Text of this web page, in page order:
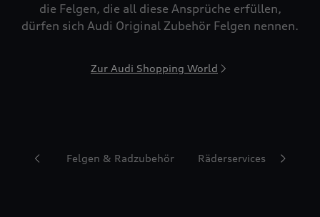
die Felgen, die all diese Ansprüche erfüllen,
dürfen sich Audi Original Zubehör Felgen nennen.
Zur Audi Shopping World
Reifen Felgen & Radzubehör Räderservices